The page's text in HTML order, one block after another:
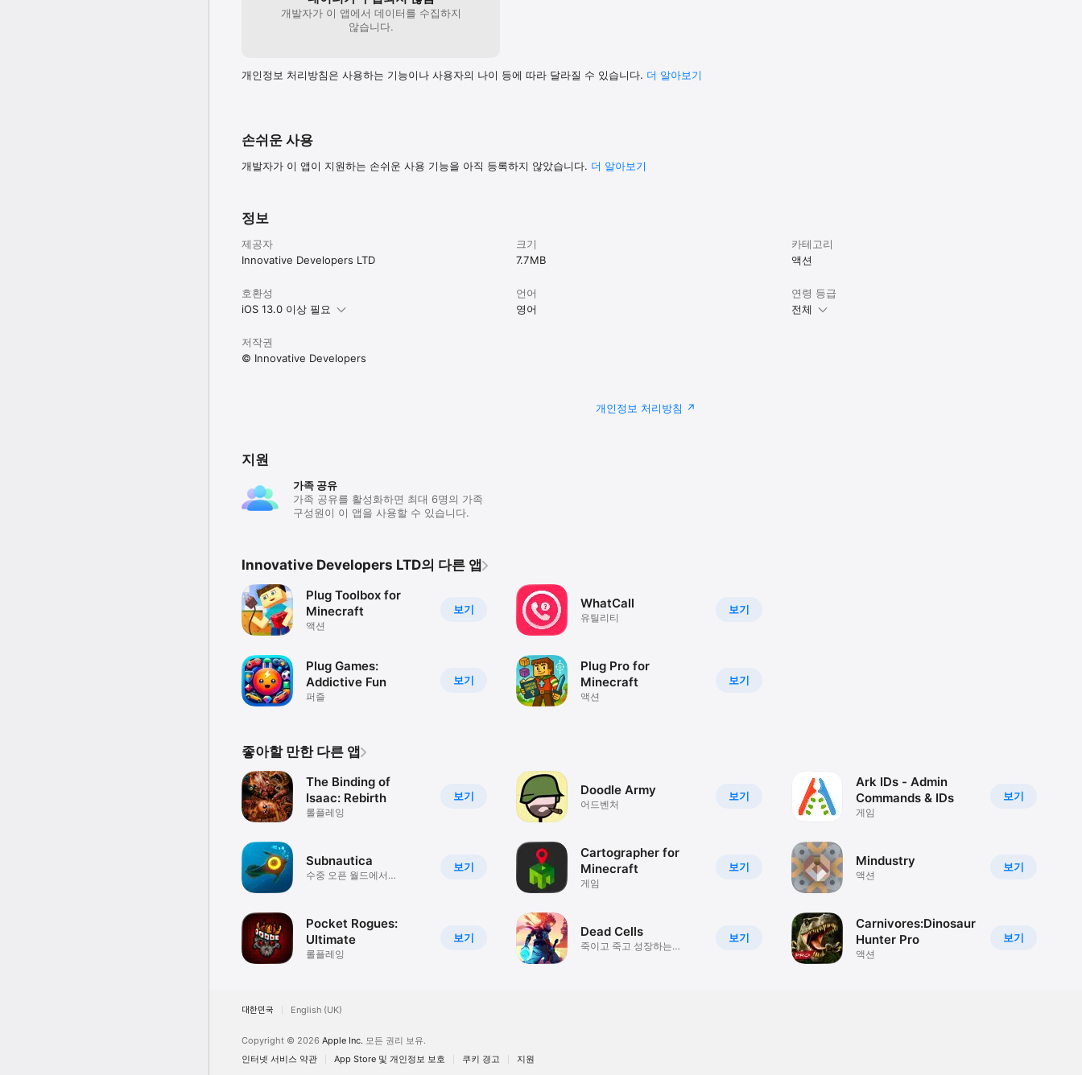
개발자가 이 앱에서 데이터를 수집하지
않습니다.
개인정보 처리방침은 사용하는 기능이나 사용자의 나이 등에 따라 달라질 수 있습니다. 더 알⁠아⁠보⁠기
손쉬운 사용
개발자가 이 앱이 지원하는 손쉬운 사용 기능을 아직 등록하지 않았습니다. 더 알아보기
정보
제공자
Innovative Developers LTD
크기
7.7 MB
카테고리
액션
호환성
iOS 13.0 이상 필요
언어
영어
연령 등급
전체
저작권
© Innovative Developers
개인정보 처리방침
지원
가족 공유
가족 공유를 활성화하면 최대 6명의 가족
구성원이 이 앱을 사용할 수 있습니다.
Innovative Developers LTD의 다른 앱
보기
Plug Toolbox for
Minecraft
액션
보기
Plug Games:
Addictive Fun
퍼즐
보기
WhatCall
유틸리티
보기
Plug Pro for
Minecraft
액션
좋아할 만한 다른 앱
보기
The Binding of
Isaac: Rebirth
롤플레잉
보기
Subnautica
수중 오픈 월드에서
보기
Pocket Rogues:
Ultimate
롤플레잉
보기
Doodle Army
어드벤처
보기
Cartographer for
Minecraft
게임
보기
Dead Cells
죽이고 죽고 성장하는
보기
Ark IDs - Admin
Commands & IDs
게임
보기
Mindustry
액션
보기
Carnivores:Dinosaur
Hunter Pro
액션
대한민국 English (UK)
Copyright © 2026 Apple Inc. 모든 권리 보유.
인터넷 서비스 약관
App Store 및 개인정보 보호 쿠키 경고 지원